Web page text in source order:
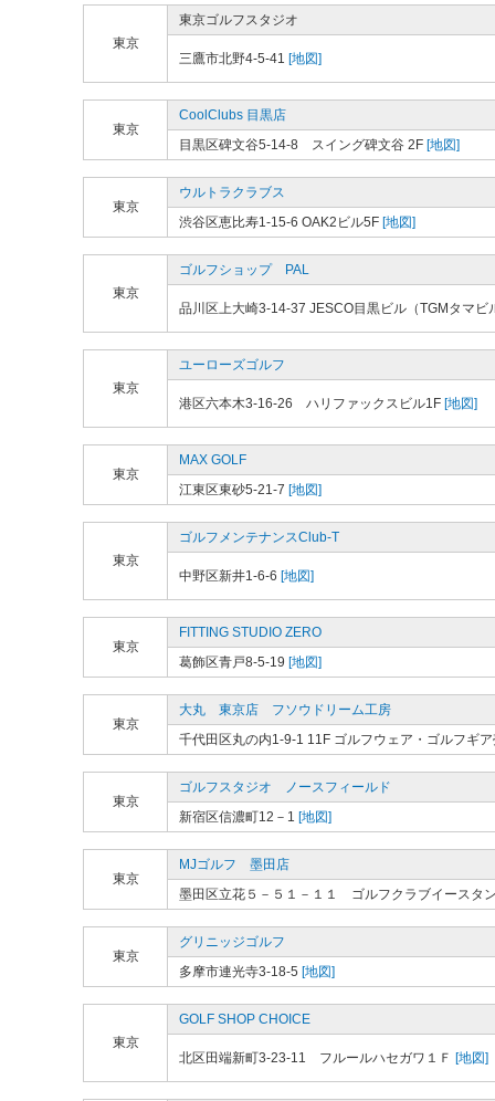
東京
東京ゴルフスタジオ
三鷹市北野4-5-41 [地図]
東京
CoolClubs 目黒店
目黒区碑文谷5-14-8 スイング碑文谷 2F [地図]
東京
ウルトラクラブス
渋谷区恵比寿1-15-6 OAK2ビル5F [地図]
東京
ゴルフショップ PAL
品川区上大崎3-14-37 JESCO目黒ビル（TGMタマビ
東京
ユーローズゴルフ
港区六本木3-16-26 ハリファックスビル1F [地図]
東京
MAX GOLF
江東区東砂5-21-7 [地図]
東京
ゴルフメンテナンスClub-T
中野区新井1-6-6 [地図]
東京
FITTING STUDIO ZERO
葛飾区青戸8-5-19 [地図]
東京
大丸 東京店 フソウドリーム工房
千代田区丸の内1-9-1 11F ゴルフウェア・ゴルフギ
東京
ゴルフスタジオ ノースフィールド
新宿区信濃町12－1 [地図]
東京
MJゴルフ 墨田店
墨田区立花５－５１－１１ ゴルフクラブイースタ
東京
グリニッジゴルフ
多摩市連光寺3-18-5 [地図]
東京
GOLF SHOP CHOICE
北区田端新町3-23-11 フルールハセガワ１Ｆ [地図]